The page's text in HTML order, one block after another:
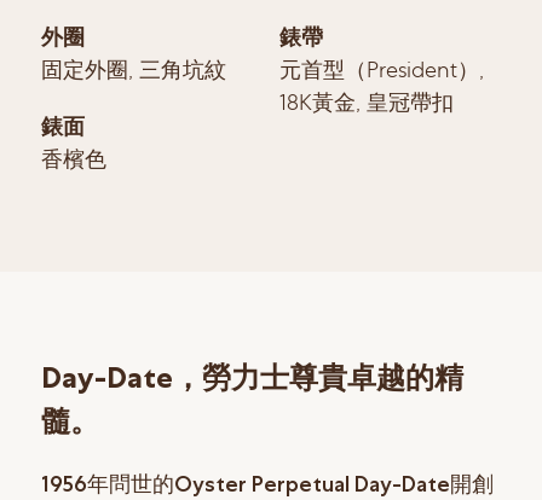
外圈
固定外圈, 三角坑紋
錶面
香檳色
錶帶
元首型（President）,
18K黃金, 皇冠帶扣
Day-Date，勞力士尊貴卓越的精
髓。
1956年問世的Oyster Perpetual Day-Date開創